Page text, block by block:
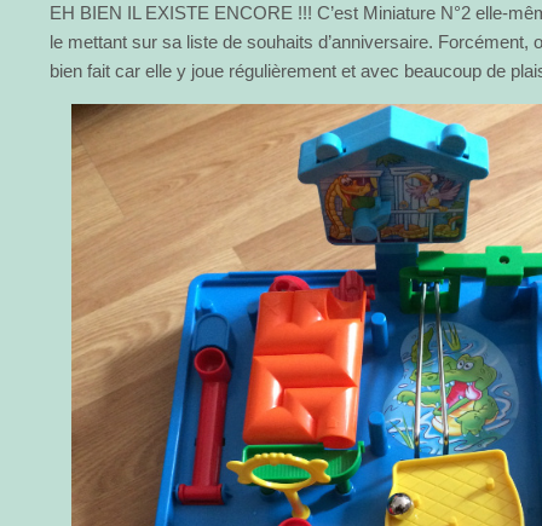
EH BIEN IL EXISTE ENCORE !!! C’est Miniature N°2 elle-
le mettant sur sa liste de souhaits d’anniversaire. Forcément,
bien fait car elle y joue régulièrement et avec beaucoup de